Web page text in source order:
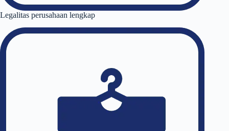
Legalitas perusahaan lengkap